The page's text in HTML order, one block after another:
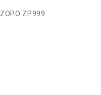
ZOPO ZP999